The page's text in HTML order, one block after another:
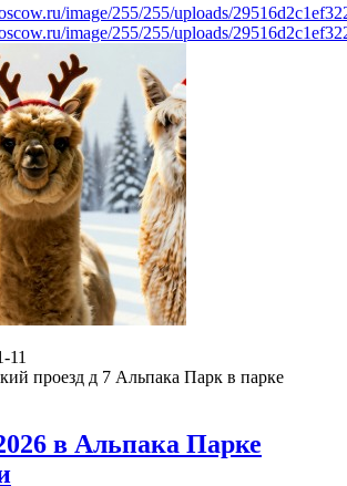
image/255/255/uploads/
image/255/255/uploads/
11
проезд д 7 Альпака Парк в парке
в Альпака Парке